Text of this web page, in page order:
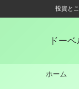
投資と
ドー
ホーム